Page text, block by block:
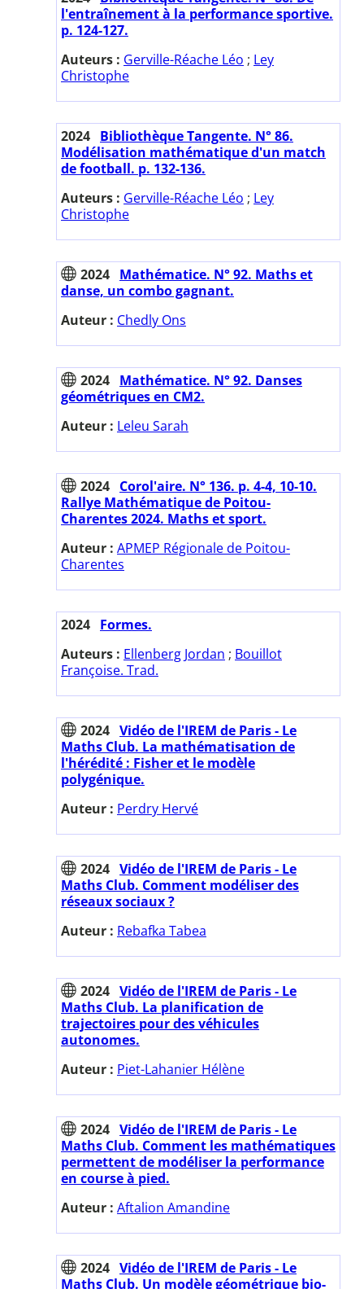
l'entraînement à la performance sportive.
p. 124-127.
Auteurs : Gerville-Réache Léo ; Ley
Christophe
2024 Bibliothèque Tangente. N° 86.
Modélisation mathématique d'un match
de football. p. 132-136.
Auteurs : Gerville-Réache Léo ; Ley
Christophe
2024 Mathématice. N° 92. Maths et
danse, un combo gagnant.
Auteur : Chedly Ons
2024 Mathématice. N° 92. Danses
géométriques en CM2.
Auteur : Leleu Sarah
2024 Corol'aire. N° 136. p. 4-4, 10-10.
Rallye Mathématique de Poitou-
Charentes 2024. Maths et sport.
Auteur : APMEP Régionale de Poitou-
Charentes
2024 Formes.
Auteurs : Ellenberg Jordan ; Bouillot
Françoise. Trad.
2024 Vidéo de l'IREM de Paris - Le
Maths Club. La mathématisation de
l'hérédité : Fisher et le modèle
polygénique.
Auteur : Perdry Hervé
2024 Vidéo de l'IREM de Paris - Le
Maths Club. Comment modéliser des
réseaux sociaux ?
Auteur : Rebafka Tabea
2024 Vidéo de l'IREM de Paris - Le
Maths Club. La planification de
trajectoires pour des véhicules
autonomes.
Auteur : Piet-Lahanier Hélène
2024 Vidéo de l'IREM de Paris - Le
Maths Club. Comment les mathématiques
permettent de modéliser la performance
en course à pied.
Auteur : Aftalion Amandine
2024 Vidéo de l'IREM de Paris - Le
Maths Club. Un modèle géométrique bio-